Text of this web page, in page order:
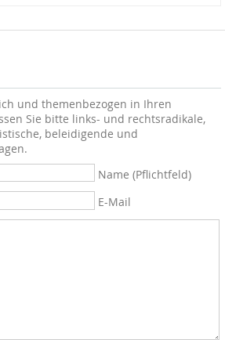
und themenbezogen in Ihren
Sie bitte links- und rechtsradikale,
beleidigende und
Name (Pflichtfeld)
E-Mail